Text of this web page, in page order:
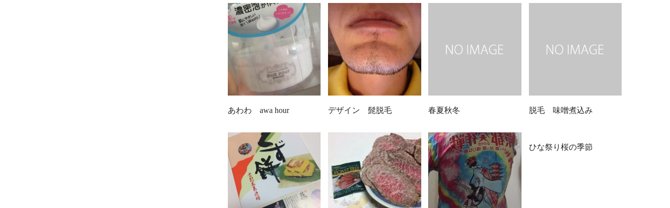
あわわ awa hour デザイン 髭脱毛 春夏秋冬 脱毛 味噌煮込み
ひな祭り桜の季節